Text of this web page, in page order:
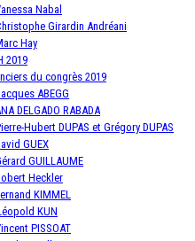
Nabal
Girardin Andréani
Hay
2019
du congrès 2019
ABEGG
DELGADO RABADA
Hubert DUPAS et Grégory DUPAS
GUEX
GUILLAUME
Heckler
KIMMEL
KUN
PISSOAT